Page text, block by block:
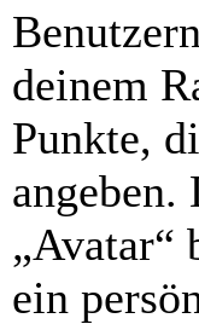
deinem
Punkte,
„Avatar“
ein